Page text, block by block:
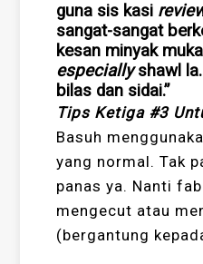
guna sis kasi
sangat-sangat
kesan minyak
especiallyshawl
bilas dan sidai.”
Tips Ketiga #3
Basuh
yang normal. Tak
panas ya. Nanti
mengecut atau
(bergantung